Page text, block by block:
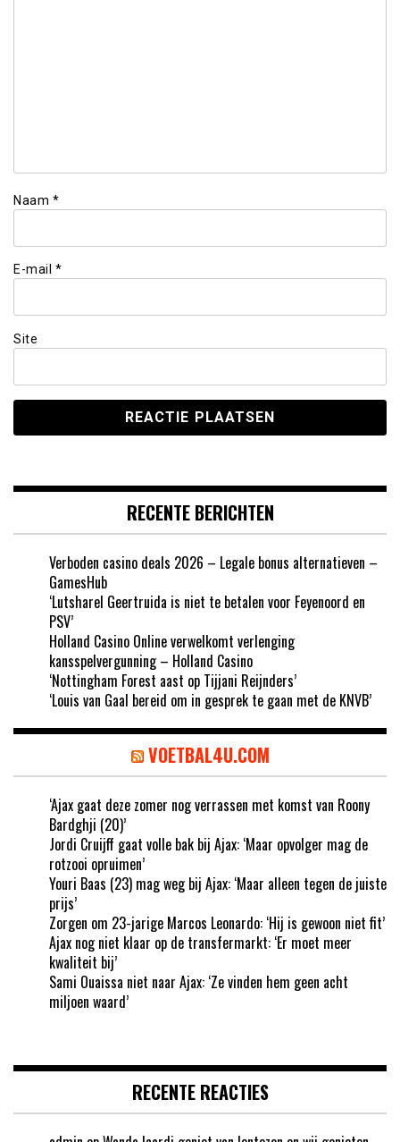
Naam *
E-mail *
Site
RECENTE BERICHTEN
Verboden casino deals 2026 – Legale bonus alternatieven –
GamesHub
‘Lutsharel Geertruida is niet te betalen voor Feyenoord en
PSV’
Holland Casino Online verwelkomt verlenging
kansspelvergunning – Holland Casino
‘Nottingham Forest aast op Tijjani Reijnders’
‘Louis van Gaal bereid om in gesprek te gaan met de KNVB’
VOETBAL4U.COM
‘Ajax gaat deze zomer nog verrassen met komst van Roony
Bardghji (20)’
Jordi Cruijff gaat volle bak bij Ajax: ‘Maar opvolger mag de
rotzooi opruimen’
Youri Baas (23) mag weg bij Ajax: ‘Maar alleen tegen de juiste
prijs’
Zorgen om 23-jarige Marcos Leonardo: ‘Hij is gewoon niet fit’
Ajax nog niet klaar op de transfermarkt: ‘Er moet meer
kwaliteit bij’
Sami Ouaissa niet naar Ajax: ‘Ze vinden hem geen acht
miljoen waard’
RECENTE REACTIES